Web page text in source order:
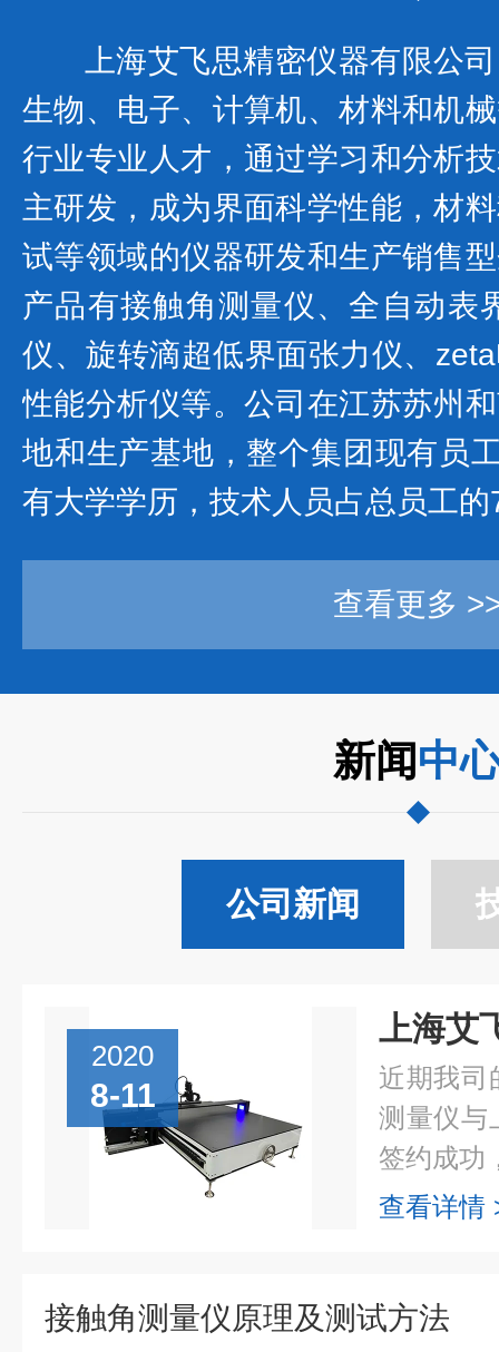
上海艾飞思精密仪器有限公
生物、电子、计算机、材料和机
行业专业人才，通过学习和分析
主研发，成为界面科学性能，材
试等领域的仪器研发和生产销售
产品有接触角测量仪、全自动表
仪、旋转滴超低界面张力仪、
性能分析仪等。公司在江苏苏州
地和生产基地，整个集团现有员
有大学学历，技术人员占总员工
查看更多
新闻中
公司新闻
2020
8-11
近期我司
测量仪与
签约成功
查看详情
接触角测量仪原理及测试方法